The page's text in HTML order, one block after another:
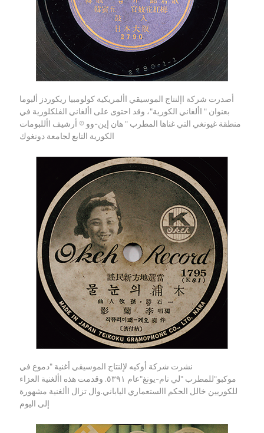
أصدرت شركة اإلنتاج الموسيقي األمريكية كولومبيا ريكوردز ألبوما
بعنوان " األغاني الكورية"، وقد احتوى على األغاني الفلكلورية في
منطقة غيونغي التي غناها المطرب " هان إين-وو © أرشيف األلبومات
الكورية التابع لجامعة دونغوك
نشرت شركة أوكيه لإلنتاج الموسيقي أغنية "دموع في
موكبو"للمطرب "لي نام-يونغ"عام ٥٣٩١. وقدمت هذه األغنية العزاء
للكوريين خالل الحكم االستعماري الياباني.وال تزال األغنية مشهورة
إلى اليوم